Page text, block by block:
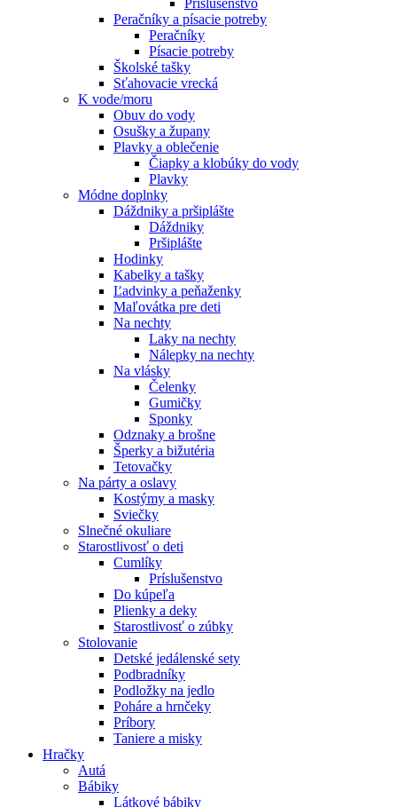
Príslušenstvo
Peračníky a písacie potreby
Peračníky
Písacie potreby
Školské tašky
Sťahovacie vrecká
K vode/moru
Obuv do vody
Osušky a župany
Plavky a oblečenie
Čiapky a klobúky do vody
Plavky
Módne doplnky
Dáždniky a pršiplášte
Dáždniky
Pršiplášte
Hodinky
Kabelky a tašky
Ľadvinky a peňaženky
Maľovátka pre deti
Na nechty
Laky na nechty
Nálepky na nechty
Na vlásky
Čelenky
Gumičky
Sponky
Odznaky a brošne
Šperky a bižutéria
Tetovačky
Na párty a oslavy
Kostýmy a masky
Sviečky
Slnečné okuliare
Starostlivosť o deti
Cumlíky
Príslušenstvo
Do kúpeľa
Plienky a deky
Starostlivosť o zúbky
Stolovanie
Detské jedálenské sety
Podbradníky
Podložky na jedlo
Poháre a hrnčeky
Príbory
Taniere a misky
Hračky
Autá
Bábiky
Látkové bábiky